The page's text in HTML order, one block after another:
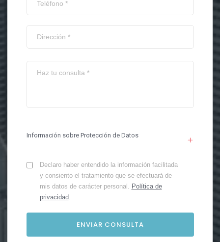
Información sobre Protección de Datos
Declaro haber entendido la información facilitada
y consiento el tratamiento que se efectuará de
mis datos de carácter personal. Política de
privacidad.